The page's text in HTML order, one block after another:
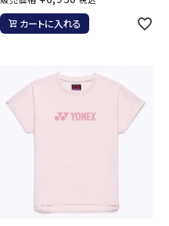
カートに入れる